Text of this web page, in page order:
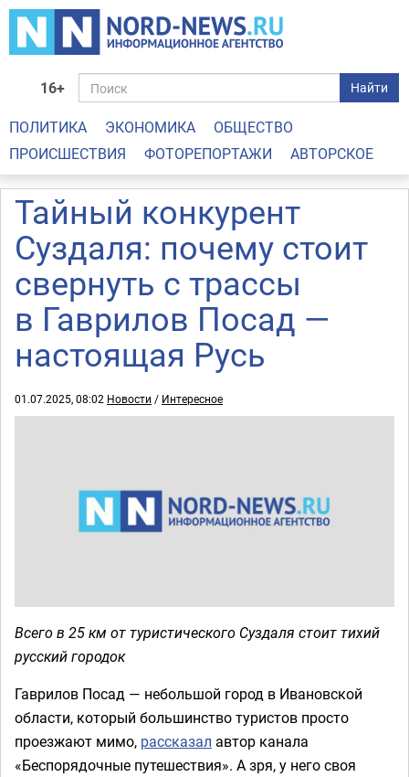
16+ Найти
ПОЛИТИКА ЭКОНОМИКА
ОБЩЕСТВО
ПРОИСШЕСТВИЯ
ФОТОРЕПОРТАЖИ АВТОРСКОЕ
Тайный конкурент
Суздаля: почему стоит
свернуть с трассы
в Гаврилов Посад —
настоящая Русь
01.07.2025, 08:02 Новости / Интересное
Всего в 25 км от туристического Суздаля стоит тихий
русский городок
Гаврилов Посад — небольшой город в Ивановской
области, который большинство туристов просто
проезжают мимо, рассказал автор канала
«Беспорядочные путешествия». А зря, у него своя